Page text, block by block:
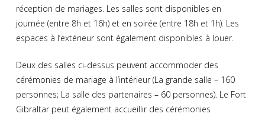
réception de mariages. Les salles sont disponibles en
journée (entre 8h et 16h) et en soirée (entre 18h et 1h). Les
espaces à l’extérieur sont également disponibles à louer.
Deux des salles ci-dessus peuvent accommoder des
cérémonies de mariage à l’intérieur (La grande salle – 160
personnes; La salle des partenaires – 60 personnes). Le Fort
Gibraltar peut également accueillir des cérémonies